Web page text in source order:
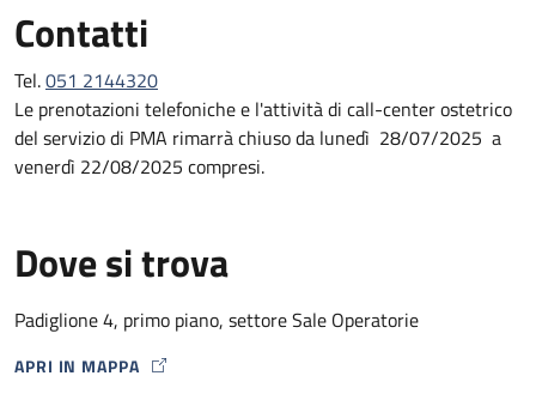
Scongelamento embrioni
Contatti
Tel.051 2144320
Le prenotazioni telefoniche e l'attività di call-center ostetrico
del servizio di PMA rimarrà chiuso da lunedì 28/07/2025 a
venerdì 22/08/2025 compresi.
Dove si trova
Padiglione 4, primo piano, settore Sale Operatorie
APRI IN MAPPA
MAP ICON